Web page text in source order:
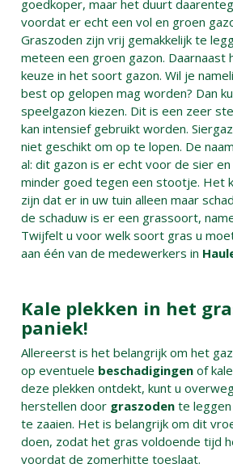
goedkoper, maar het duurt
voordat er echt een vol en groen
Graszoden zijn vrij gemakkelijk te
meteen een groen gazon. Daarnaast
keuze in het soort gazon. Wil je
best op gelopen mag worden? Dan
speelgazon kiezen. Dit is een zeer
kan intensief gebruikt worden.
niet geschikt om op te lopen. De
al: dit gazon is er echt voor de sier
minder goed tegen een stootje. Het
zijn dat er in uw tuin alleen maar
de schaduw is er een grassoort,
Twijfelt u voor welk soort gras u
aan één van de medewerkers in
Kale plekken in het
paniek!
Allereerst is het belangrijk om het
op eventuele beschadigingenof
deze plekken ontdekt, kunt u
herstellen door graszodente
te zaaien. Het is belangrijk om dit
doen, zodat het gras voldoende tijd
voordat de zomerhitte toeslaat.